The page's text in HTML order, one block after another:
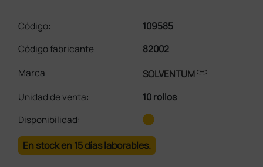
Código:
109585
Código fabricante
82002
Marca
SOLVENTUMlink
Unidad de venta:
10 rollos
Disponibilidad:
En stock en 15 días laborables.